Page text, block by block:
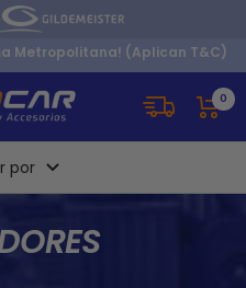
Metropolitana! (Aplican T&C)
0
por